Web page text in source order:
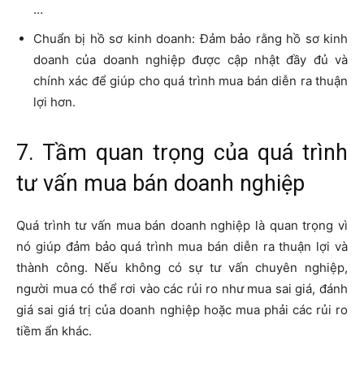
…
Chuẩn bị hồ sơ kinh doanh: Đảm bảo rằng hồ sơ kinh
doanh của doanh nghiệp được cập nhật đầy đủ và
chính xác để giúp cho quá trình mua bán diễn ra thuận
lợi hơn.
7. Tầm quan trọng của quá trình
tư vấn mua bán doanh nghiệp
Quá trình tư vấn mua bán doanh nghiệp là quan trọng vì
nó giúp đảm bảo quá trình mua bán diễn ra thuận lợi và
thành công. Nếu không có sự tư vấn chuyên nghiệp,
người mua có thể rơi vào các rủi ro như mua sai giá, đánh
giá sai giá trị của doanh nghiệp hoặc mua phải các rủi ro
tiềm ẩn khác.